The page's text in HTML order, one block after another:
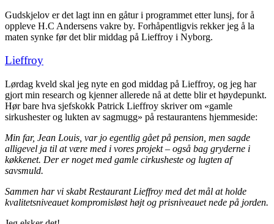
Gudskjelov er det lagt inn en gåtur i programmet etter lunsj, for å
oppleve H.C Andersens vakre by. Forhåpentligvis rekker jeg å la
maten synke før det blir middag på Lieffroy i Nyborg.
Lieffroy
Lørdag kveld skal jeg nyte en god middag på Lieffroy, og jeg har
gjort min research og kjenner allerede nå at dette blir et høydepunkt.
Hør bare hva sjefskokk Patrick Lieffroy skriver om «gamle
sirkushester og lukten av sagmugg» på restaurantens hjemmeside:
Min far, Jean Louis, var jo egentlig gået på pension, men sagde
alligevel ja til at være med i vores projekt – også bag gryderne i
køkkenet. Der er noget med gamle cirkusheste og lugten af
savsmuld.
Sammen har vi skabt Restaurant Lieffroy med det mål at holde
kvalitetsniveauet kompromisløst højt og prisniveauet nede på jorden.